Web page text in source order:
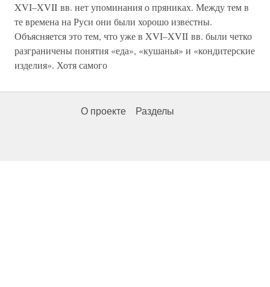
XVI–XVII вв. нет упоминания о пряниках. Между тем в
те времена на Руси они были хорошо известны.
Объясняется это тем, что уже в XVI–XVII вв. были четко
разграничены понятия «еда», «кушанья» и «кондитерские
изделия». Хотя самого
О проекте Разделы